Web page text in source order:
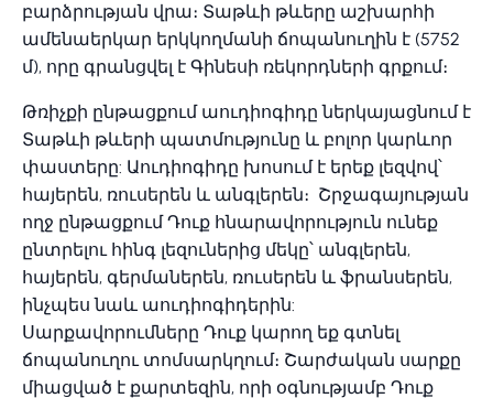
բարձրության վրա։ Տաթևի թևերը աշխարհի
ամենաերկար երկկողմանի ճոպանուղին է (5752
մ), որը գրանցվել է Գինեսի ռեկորդների գրքում։
Թռիչքի ընթացքում աուդիոգիդը ներկայացնում է
Տաթևի թևերի պատմությունը և բոլոր կարևոր
փաստերը: Աուդիոգիդը խոսում է երեք լեզվով՝
հայերեն, ռուսերեն և անգլերեն։ Շրջագայության
ողջ ընթացքում Դուք հնարավորություն ունեք
ընտրելու հինգ լեզուներից մեկը՝ անգլերեն,
հայերեն, գերմաներեն, ռուսերեն և ֆրանսերեն,
ինչպես նաև աուդիոգիդերին:
Սարքավորումները Դուք կարող եք գտնել
ճոպանուղու տոմսարկղում։ Շարժական սարքը
միացված է քարտեզին, որի օգնությամբ Դուք